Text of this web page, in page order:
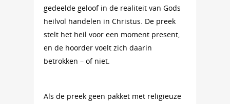
gedeelde geloof in de realiteit van Gods
heilvol handelen in Christus. De preek
stelt het heil voor een moment present,
en de hoorder voelt zich daarin
betrokken – of niet.
Als de preek geen pakket met religieuze